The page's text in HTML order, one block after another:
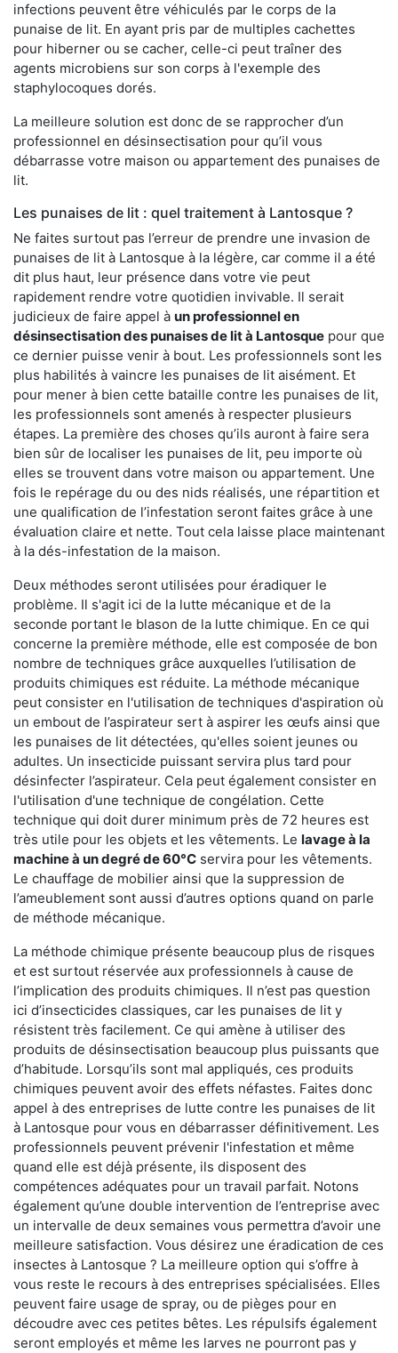
infections peuvent être véhiculés par le corps de la
punaise de lit. En ayant pris par de multiples cachettes
pour hiberner ou se cacher, celle-ci peut traîner des
agents microbiens sur son corps à l'exemple des
staphylocoques dorés.
La meilleure solution est donc de se rapprocher d’un
professionnel en désinsectisation pour qu’il vous
débarrasse votre maison ou appartement des punaises de
lit.
Les punaises de lit : quel traitement à Lantosque ?
Ne faites surtout pas l’erreur de prendre une invasion de
punaises de lit à Lantosque à la légère, car comme il a été
dit plus haut, leur présence dans votre vie peut
rapidement rendre votre quotidien invivable. Il serait
judicieux de faire appel à un professionnel en
désinsectisation des punaises de lit à Lantosque pour que
ce dernier puisse venir à bout. Les professionnels sont les
plus habilités à vaincre les punaises de lit aisément. Et
pour mener à bien cette bataille contre les punaises de lit,
les professionnels sont amenés à respecter plusieurs
étapes. La première des choses qu’ils auront à faire sera
bien sûr de localiser les punaises de lit, peu importe où
elles se trouvent dans votre maison ou appartement. Une
fois le repérage du ou des nids réalisés, une répartition et
une qualification de l’infestation seront faites grâce à une
évaluation claire et nette. Tout cela laisse place maintenant
à la dés-infestation de la maison.
Deux méthodes seront utilisées pour éradiquer le
problème. Il s'agit ici de la lutte mécanique et de la
seconde portant le blason de la lutte chimique. En ce qui
concerne la première méthode, elle est composée de bon
nombre de techniques grâce auxquelles l’utilisation de
produits chimiques est réduite. La méthode mécanique
peut consister en l'utilisation de techniques d'aspiration où
un embout de l’aspirateur sert à aspirer les œufs ainsi que
les punaises de lit détectées, qu'elles soient jeunes ou
adultes. Un insecticide puissant servira plus tard pour
désinfecter l’aspirateur. Cela peut également consister en
l'utilisation d'une technique de congélation. Cette
technique qui doit durer minimum près de 72 heures est
très utile pour les objets et les vêtements. Le lavage à la
machine à un degré de 60°C servira pour les vêtements.
Le chauffage de mobilier ainsi que la suppression de
l’ameublement sont aussi d’autres options quand on parle
de méthode mécanique.
La méthode chimique présente beaucoup plus de risques
et est surtout réservée aux professionnels à cause de
l’implication des produits chimiques. Il n’est pas question
ici d’insecticides classiques, car les punaises de lit y
résistent très facilement. Ce qui amène à utiliser des
produits de désinsectisation beaucoup plus puissants que
d’habitude. Lorsqu’ils sont mal appliqués, ces produits
chimiques peuvent avoir des effets néfastes. Faites donc
appel à des entreprises de lutte contre les punaises de lit
à Lantosque pour vous en débarrasser définitivement. Les
professionnels peuvent prévenir l'infestation et même
quand elle est déjà présente, ils disposent des
compétences adéquates pour un travail parfait. Notons
également qu’une double intervention de l’entreprise avec
un intervalle de deux semaines vous permettra d’avoir une
meilleure satisfaction. Vous désirez une éradication de ces
insectes à Lantosque ? La meilleure option qui s’offre à
vous reste le recours à des entreprises spécialisées. Elles
peuvent faire usage de spray, ou de pièges pour en
découdre avec ces petites bêtes. Les répulsifs également
seront employés et même les larves ne pourront pas y